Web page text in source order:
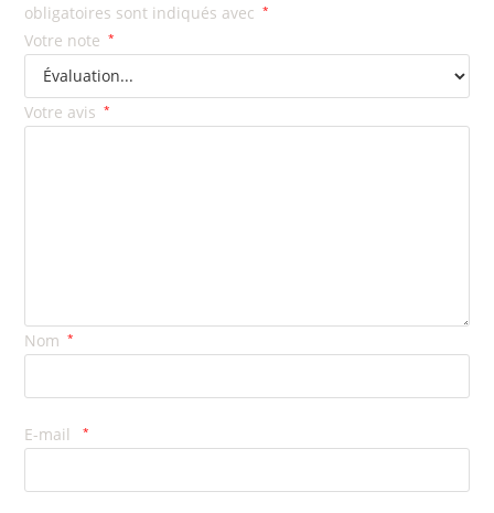
obligatoires sont indiqués avec
*
Votre note *
Votre avis *
Nom *
E-mail *